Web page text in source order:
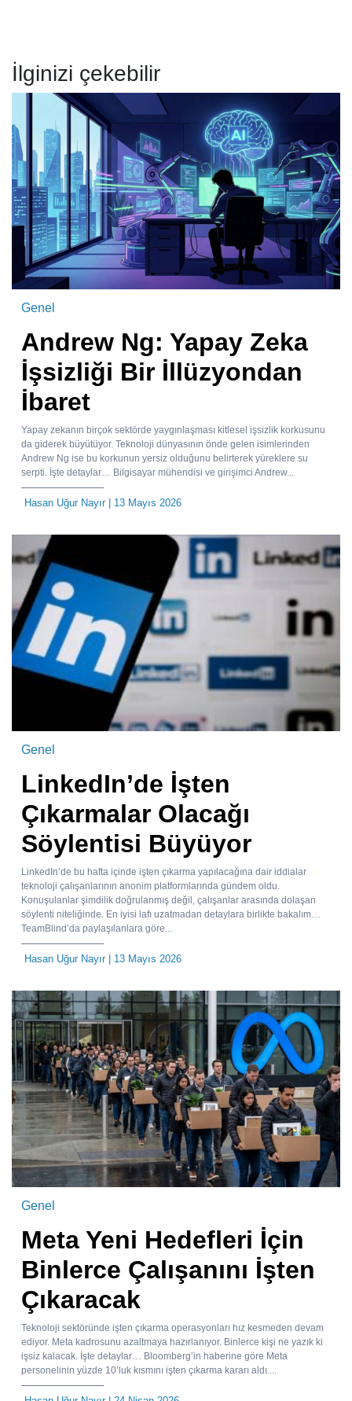
İlginizi çekebilir
Genel
Andrew Ng: Yapay Zeka
İşsizliği Bir İllüzyondan
İbaret
Yapay zekanın birçok sektörde yaygınlaşması kitlesel işsizlik korkusunu
da giderek büyütüyor. Teknoloji dünyasının önde gelen isimlerinden
Andrew Ng ise bu korkunun yersiz olduğunu belirterek yüreklere su
serpti. İşte detaylar… Bilgisayar mühendisi ve girişimci Andrew...
Hasan Uğur Nayır| 13 Mayıs 2026
Genel
LinkedIn’de İşten
Çıkarmalar Olacağı
Söylentisi Büyüyor
LinkedIn’de bu hafta içinde işten çıkarma yapılacağına dair iddialar
teknoloji çalışanlarının anonim platformlarında gündem oldu.
Konuşulanlar şimdilik doğrulanmış değil, çalışanlar arasında dolaşan
söylenti niteliğinde. En iyisi lafı uzatmadan detaylara birlikte bakalım…
TeamBlind’da paylaşılanlara göre...
Hasan Uğur Nayır| 13 Mayıs 2026
Genel
Meta Yeni Hedefleri İçin
Binlerce Çalışanını İşten
Çıkaracak
Teknoloji sektöründe işten çıkarma operasyonları hız kesmeden devam
ediyor. Meta kadrosunu azaltmaya hazırlanıyor. Binlerce kişi ne yazık ki
işsiz kalacak. İşte detaylar… Bloomberg’in haberine göre Meta
personelinin yüzde 10’luk kısmını işten çıkarma kararı aldı....